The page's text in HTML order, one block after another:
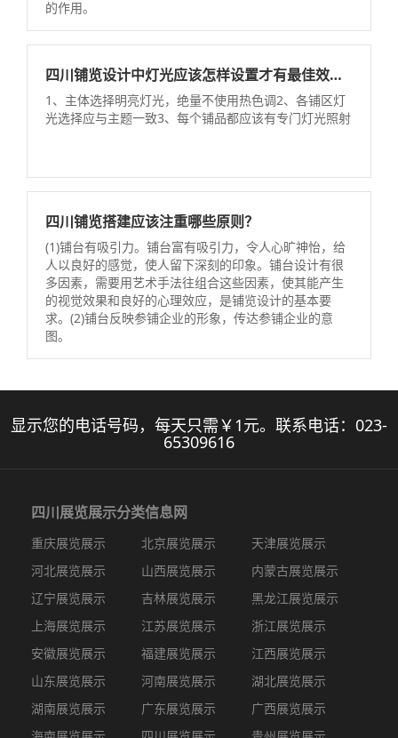
的作用。
四川铺览设计中灯光应该怎样设置才有最佳效果？
1、主体选择明亮灯光，绝量不使用热色调2、各铺区灯
光选择应与主题一致3、每个铺品都应该有专门灯光照射
四川铺览搭建应该注重哪些原则？
(1)铺台有吸引力。铺台富有吸引力，令人心旷神怡，给
人以良好的感觉，使人留下深刻的印象。铺台设计有很
多因素，需要用艺术手法往组合这些因素，使其能产生
的视觉效果和良好的心理效应，是铺览设计的基本要
求。(2)铺台反映参铺企业的形象，传达参铺企业的意
图。
显示您的电话号码，每天只需￥1元。联系电话： 023-
65309616
四川展览展示分类信息网
重庆展览展示 北京展览展示
天津展览展示
河北展览展示
山西展览展示
内蒙古展览展示
辽宁展览展示
吉林展览展示
黑龙江展览展示
上海展览展示
江苏展览展示
浙江展览展示
安徽展览展示
福建展览展示
江西展览展示
山东展览展示
河南展览展示
湖北展览展示
湖南展览展示
广东展览展示
广西展览展示